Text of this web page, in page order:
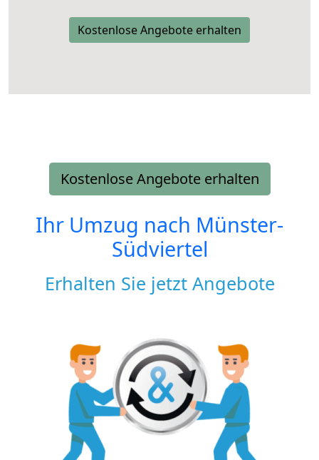
Kostenlose Angebote erhalten
Kostenlose Angebote erhalten
Ihr Umzug nach Münster-
Südviertel
Erhalten Sie jetzt Angebote